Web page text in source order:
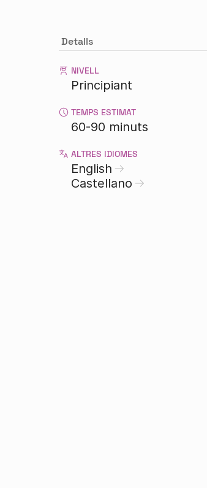
Detalls
NIVELL
Principiant
TEMPS ESTIMAT
60-90 minuts
ALTRES IDIOMES
English
Castellano